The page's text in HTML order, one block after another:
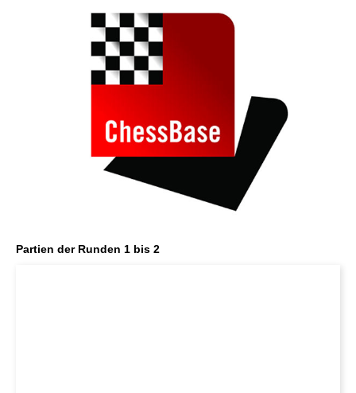
Partien der Runden 1 bis 2